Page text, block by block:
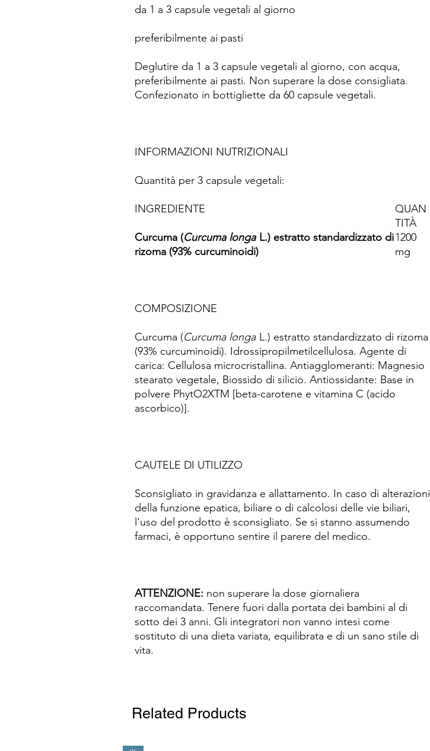
da 1 a 3 capsule vegetali al giorno
preferibilmente ai pasti
Deglutire da 1 a 3 capsule vegetali al giorno, con acqua,
preferibilmente ai pasti. Non superare la dose consigliata.
Confezionato in bottigliette da 60 capsule vegetali.
INFORMAZIONI NUTRIZIONALI
Quantità per 3 capsule vegetali:
INGREDIENTE
QUAN
TITÀ
Curcuma (Curcuma longaL.) estratto standardizzato di
rizoma (93% curcuminoidi)
1200
mg
COMPOSIZIONE
Curcuma (Curcuma longa L.) estratto standardizzato di rizoma
(93% curcuminoidi). Idrossipropilmetilcellulosa. Agente di
carica: Cellulosa microcristallina. Antiagglomeranti: Magnesio
stearato vegetale, Biossido di silicio. Antiossidante: Base in
polvere PhytO2XTM [beta-carotene e vitamina C (acido
ascorbico)].
CAUTELE DI UTILIZZO
Sconsigliato in gravidanza e allattamento. In caso di alterazioni
della funzione epatica, biliare o di calcolosi delle vie biliari,
l'uso del prodotto è sconsigliato. Se si stanno assumendo
farmaci, è opportuno sentire il parere del medico.
ATTENZIONE: non superare la dose giornaliera
raccomandata. Tenere fuori dalla portata dei bambini al di
sotto dei 3 anni. Gli integratori non vanno intesi come
sostituto di una dieta variata, equilibrata e di un sano stile di
vita.
Related Products